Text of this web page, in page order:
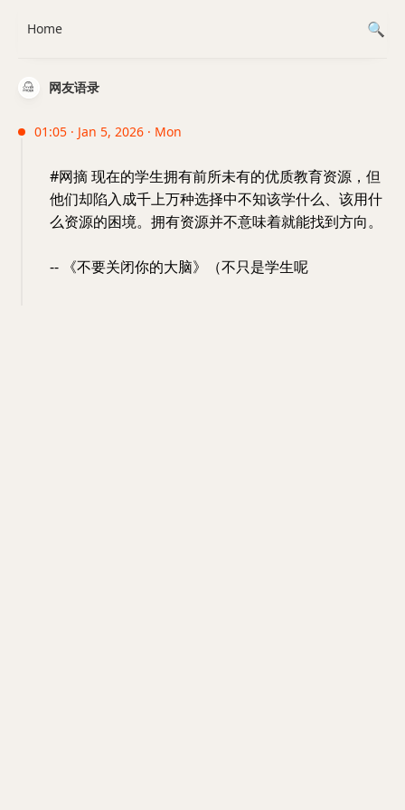
网友语录
01:05 · Jan 5, 2026 · Mon
#网摘 现在的学生拥有前所未有的优质教育资源，但
他们却陷入成千上万种选择中不知该学什么、该用什
么资源的困境。拥有资源并不意味着就能找到方向。
-- 《不要关闭你的大脑》（不只是学生呢
Home